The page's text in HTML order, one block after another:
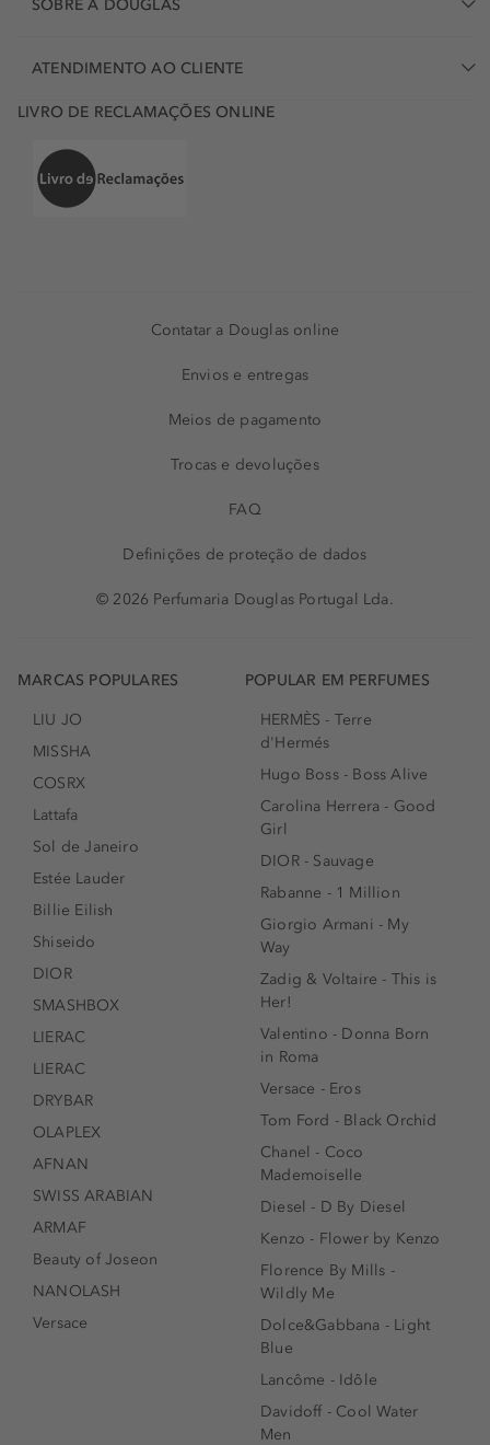
SOBRE A DOUGLAS
ATENDIMENTO AO CLIENTE
LIVRO DE RECLAMAÇÕES ONLINE
Contatar a Douglas online
Envios e entregas
Meios de pagamento
Trocas e devoluções
FAQ
Definições de proteção de dados
© 2026 Perfumaria Douglas Portugal Lda.
MARCAS POPULARES
LIU JO
MISSHA
COSRX
Lattafa
Sol de Janeiro
Estée Lauder
Billie Eilish
Shiseido
DIOR
SMASHBOX
LIERAC
LIERAC
DRYBAR
OLAPLEX
AFNAN
SWISS ARABIAN
ARMAF
Beauty of Joseon
NANOLASH
Versace
POPULAR EM PERFUMES
HERMÈS - Terre
d'Hermés
Hugo Boss - Boss Alive
Carolina Herrera - Good
Girl
DIOR - Sauvage
Rabanne - 1 Million
Giorgio Armani - My
Way
Zadig & Voltaire - This is
Her!
Valentino - Donna Born
in Roma
Versace - Eros
Tom Ford - Black Orchid
Chanel - Coco
Mademoiselle
Diesel - D By Diesel
Kenzo - Flower by Kenzo
Florence By Mills -
Wildly Me
Dolce&Gabbana - Light
Blue
Lancôme - Idôle
Davidoff - Cool Water
Men